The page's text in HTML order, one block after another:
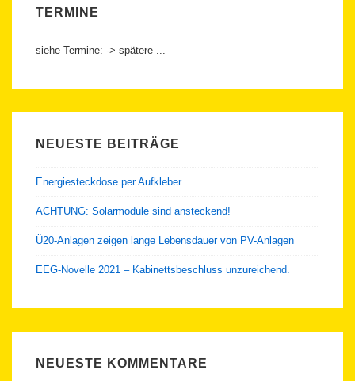
TERMINE
siehe Termine: -> spätere ...
NEUESTE BEITRÄGE
Energiesteckdose per Aufkleber
ACHTUNG: Solarmodule sind ansteckend!
Ü20-Anlagen zeigen lange Lebensdauer von PV-Anlagen
EEG-Novelle 2021 – Kabinettsbeschluss unzureichend.
NEUESTE KOMMENTARE